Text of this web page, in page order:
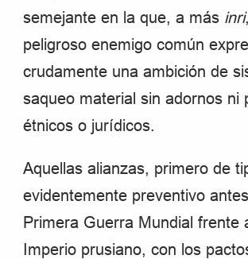
semejante en la que, a más inri
peligroso enemigo común
crudamente una ambición de
saqueo material sin adornos ni
étnicos o jurídicos.
Aquellas alianzas, primero de
evidentemente preventivo
Primera Guerra Mundial frente
Imperio prusiano, con los